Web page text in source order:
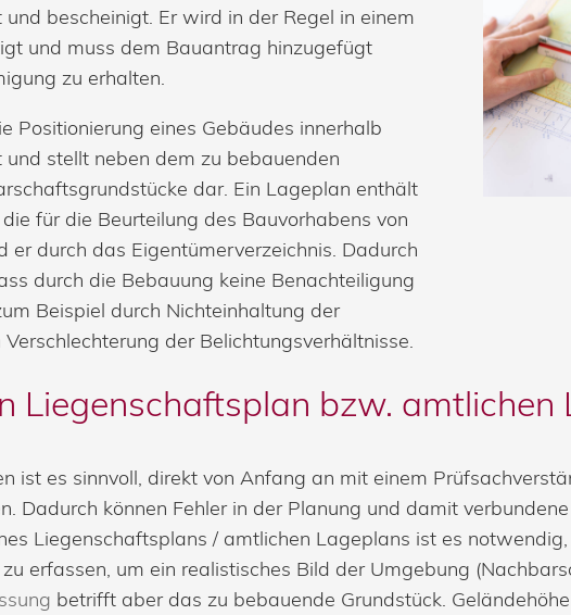
bescheinigt. Er wird in der Regel in einem
und muss dem Bauantrag hinzugefügt
zu erhalten.
Positionierung eines Gebäudes innerhalb
stellt neben dem zu bebauenden
dar. Ein Lageplan enthält
für die Beurteilung des Bauvorhabens von
er durch das Eigentümerverzeichnis. Dadurch
durch die Bebauung keine Benachteiligung
Beispiel durch Nichteinhaltung der
der Belichtungsverhältnisse.
Liegenschaftsplan bzw. amtlichen
ist es sinnvoll, direkt von Anfang an mit einem
Dadurch können Fehler in der Planung und damit
Liegenschaftsplans / amtlichen Lageplans ist es
erfassen, um ein realistisches Bild der Umgebung
betrifft aber das zu bebauende Grundstück.